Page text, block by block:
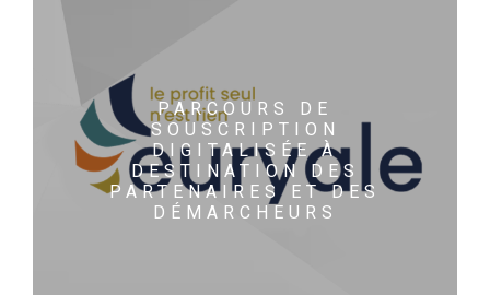
PARCOURS DE
SOUSCRIPTION
DIGITALISÉE À
DESTINATION DES
PARTENAIRES ET DES
DÉMARCHEURS